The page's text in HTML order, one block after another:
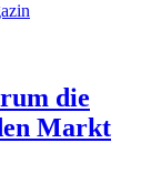
die
Markt